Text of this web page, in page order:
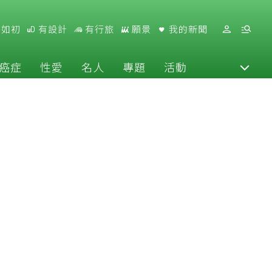
初 有設計 有行旅 願景 我的新聞
症 性愛 名人 專題 活動